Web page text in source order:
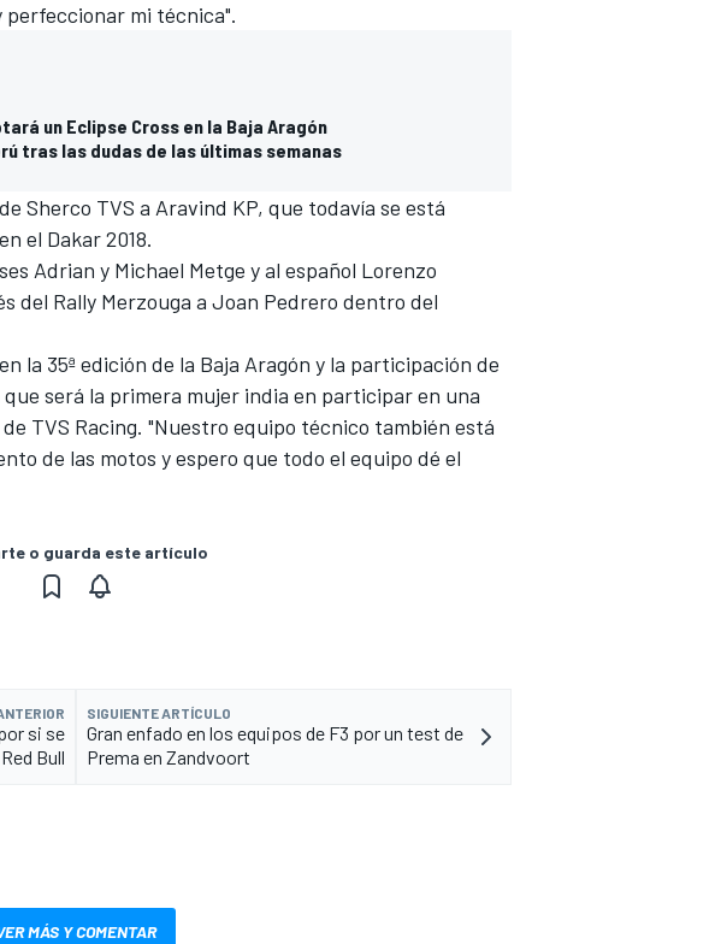
perfeccionar mi técnica".
un Eclipse Cross en la Baja Aragón
tras las dudas de las últimas semanas
Sherco TVS a Aravind KP, que todavía se está
el Dakar 2018.
Adrian y Michael Metge y al español Lorenzo
del Rally Merzouga a Joan Pedrero dentro del
la 35ª edición de la Baja Aragón y la participación de
será la primera mujer india en participar en una
TVS Racing. "Nuestro equipo técnico también está
de las motos y espero que todo el equipo dé el
o guarda este artículo
si se
Bull
SIGUIENTE ARTÍCULO
Gran enfado en los equipos de F3 por un test de
Prema en Zandvoort
MÁS Y COMENTAR